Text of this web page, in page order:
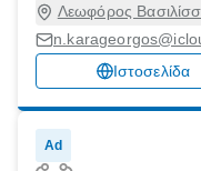
Λεωφόρος
Ιστοσελίδα
Ad